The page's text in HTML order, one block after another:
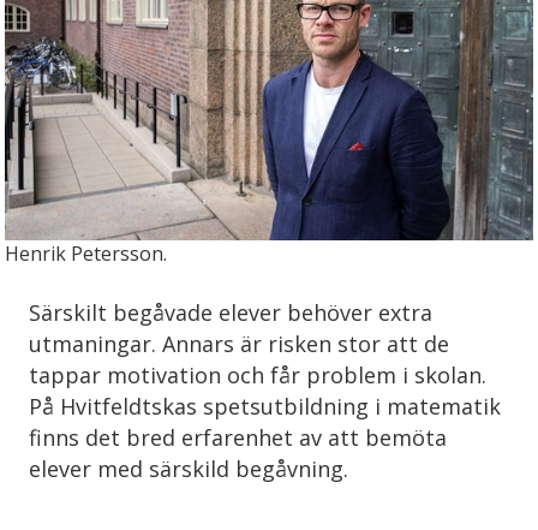
Henrik Petersson.
Särskilt begåvade elever behöver extra
utmaningar. Annars är risken stor att de
tappar motivation och får problem i skolan.
På Hvitfeldtskas spetsutbildning i matematik
finns det bred erfarenhet av att bemöta
elever med särskild begåvning.